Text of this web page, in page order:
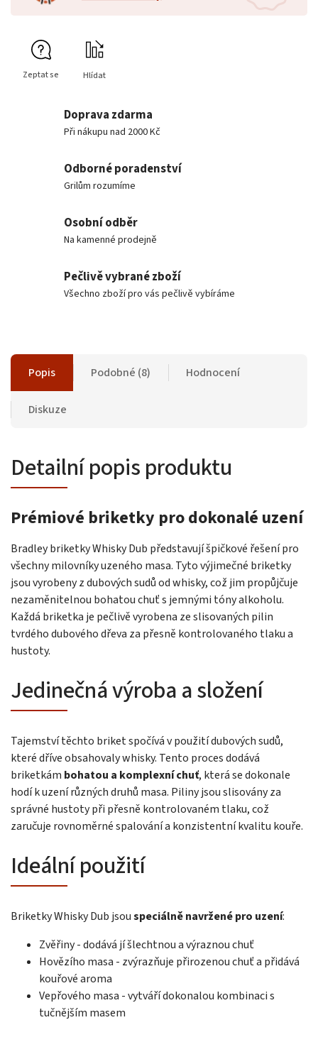
Zeptat se Hlídat
Doprava zdarma
Při nákupu nad 2000 Kč
Odborné poradenství
Grilům rozumíme
Osobní odběr
Na kamenné prodejně
Pečlivě vybrané zboží
Všechno zboží pro vás pečlivě vybíráme
Popis Podobné (8) Hodnocení
Diskuze
Detailní popis produktu
Prémiové briketky pro dokonalé uzení
Bradley briketky Whisky Dub představují špičkové řešení pro
všechny milovníky uzeného masa. Tyto výjimečné briketky
jsou vyrobeny z dubových sudů od whisky, což jim propůjčuje
nezaměnitelnou bohatou chuť s jemnými tóny alkoholu.
Každá briketka je pečlivě vyrobena ze slisovaných pilin
tvrdého dubového dřeva za přesně kontrolovaného tlaku a
hustoty.
Jedinečná výroba a složení
Tajemství těchto briket spočívá v použití dubových sudů,
které dříve obsahovaly whisky. Tento proces dodává
briketkám bohatou a komplexní chuť, která se dokonale
hodí k uzení různých druhů masa. Piliny jsou slisovány za
správné hustoty při přesně kontrolovaném tlaku, což
zaručuje rovnoměrné spalování a konzistentní kvalitu kouře.
Ideální použití
Briketky Whisky Dub jsouspeciálně navržené pro uzení:
Zvěřiny - dodává jí šlechtnou a výraznou chuť
Hovězího masa - zvýrazňuje přirozenou chuť a přidává
kouřové aroma
Vepřového masa - vytváří dokonalou kombinaci s
tučnějším masem